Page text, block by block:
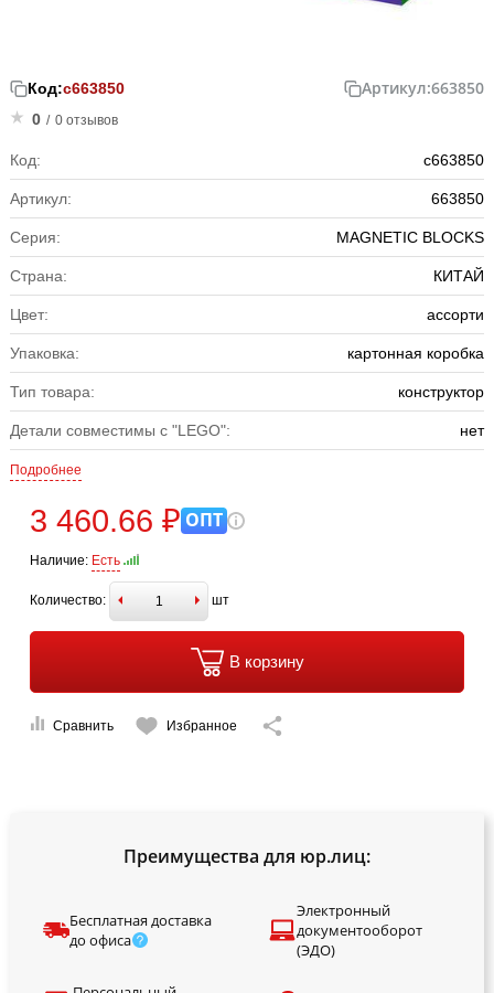
Код:с663850 Артикул:663850
0 / 0 отзывов
Код: с663850
Артикул: 663850
Серия: MAGNETIC BLOCKS
Страна: КИТАЙ
Цвет: ассорти
Упаковка: картонная коробка
Тип товара: конструктор
Детали совместимы с "LEGO": нет
Подробнее
3 460.66 ₽ ОПТ
Наличие: Есть
Количество: шт
В корзину
Сравнить Избранное
Преимущества для юр.лиц:
Бесплатная доставка
до офиса
Электронный
документооборот
(ЭДО)